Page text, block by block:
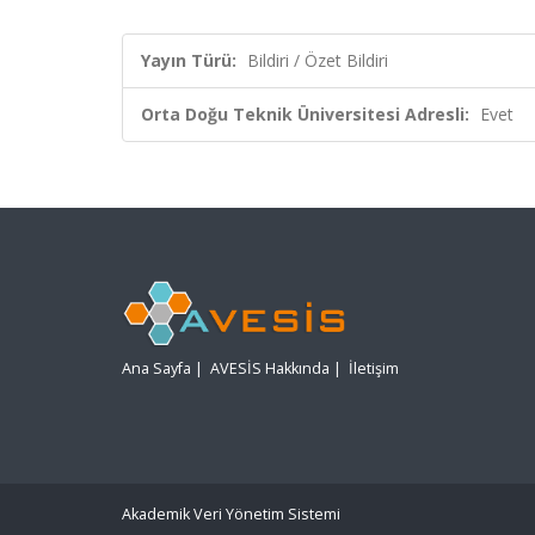
Yayın Türü: Bildiri / Özet Bildiri
Orta Doğu Teknik Üniversitesi Adresli: Evet
Ana Sayfa | AVESİS Hakkında | İletişim
Akademik Veri Yönetim Sistemi